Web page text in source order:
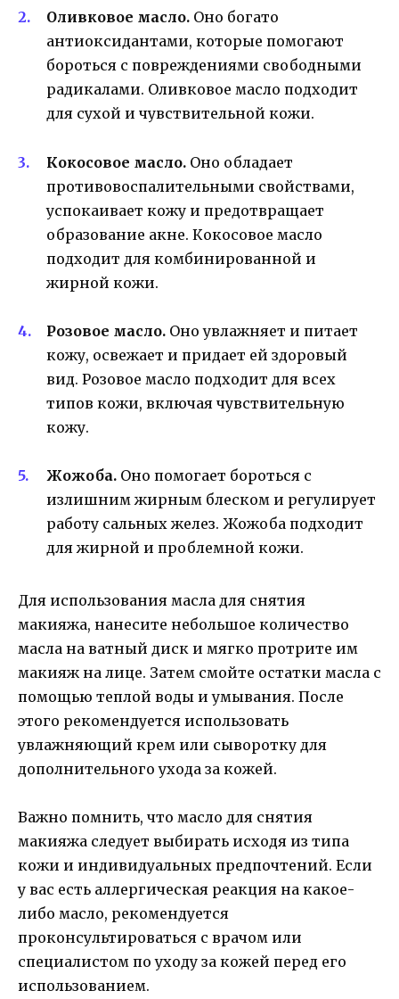
Оливковое масло. Оно богато
антиоксидантами, которые помогают
бороться с повреждениями свободными
радикалами. Оливковое масло подходит
для сухой и чувствительной кожи.
Кокосовое масло. Оно обладает
противовоспалительными свойствами,
успокаивает кожу и предотвращает
образование акне. Кокосовое масло
подходит для комбинированной и
жирной кожи.
Розовое масло. Оно увлажняет и питает
кожу, освежает и придает ей здоровый
вид. Розовое масло подходит для всех
типов кожи, включая чувствительную
кожу.
Жожоба. Оно помогает бороться с
излишним жирным блеском и регулирует
работу сальных желез. Жожоба подходит
для жирной и проблемной кожи.
Для использования масла для снятия
макияжа, нанесите небольшое количество
масла на ватный диск и мягко протрите им
макияж на лице. Затем смойте остатки масла с
помощью теплой воды и умывания. После
этого рекомендуется использовать
увлажняющий крем или сыворотку для
дополнительного ухода за кожей.
Важно помнить, что масло для снятия
макияжа следует выбирать исходя из типа
кожи и индивидуальных предпочтений. Если
у вас есть аллергическая реакция на какое-
либо масло, рекомендуется
проконсультироваться с врачом или
специалистом по уходу за кожей перед его
использованием.